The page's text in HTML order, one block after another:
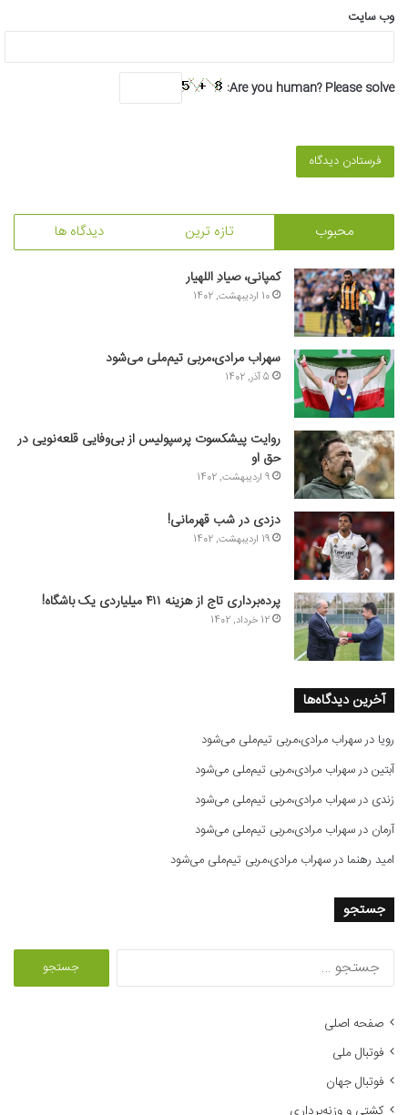
وب‌ سایت
Are you human? Please solve:
محبوب تازه ترین دیدگاه ها
کمپانی، صیادِ اللهیار
10 اردیبهشت, 1402
سهراب مرادی،مربی تیم‌ملی می‌شود
5 آذر, 1402
روایت پیشکسوت پرسپولیس از بی‌وفایی قلعه‌نویی در
حق او
9 اردیبهشت, 1402
دزدی در شب قهرمانی!
19 اردیبهشت, 1402
پرده‌برداری تاج از هزینه ۴۱۱ میلیاردی یک باشگاه!
12 خرداد, 1402
آخرین دیدگاه‌ها
رویا درسهراب مرادی،مربی تیم‌ملی می‌شود
آبتیندرسهراب مرادی،مربی تیم‌ملی می‌شود
زندی درسهراب مرادی،مربی تیم‌ملی می‌شود
آرمان درسهراب مرادی،مربی تیم‌ملی می‌شود
امید رهنما درسهراب مرادی،مربی تیم‌ملی می‌شود
جستجو
صفحه اصلی
فوتبال ملی
فوتبال جهان